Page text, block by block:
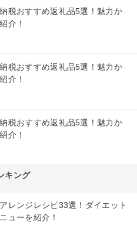
税おすすめ返礼品5選！魅力か
介！
税おすすめ返礼品5選！魅力か
介！
税おすすめ返礼品5選！魅力か
介！
キング
レンジレシピ33選！ダイエット
ューを紹介！